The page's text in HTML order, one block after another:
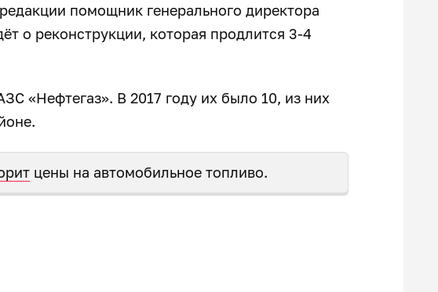
помощник генерального директора
о реконструкции, которая продлится 3-4
«Нефтегаз». В 2017 году их было 10, из них
цены на автомобильное топливо.